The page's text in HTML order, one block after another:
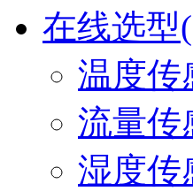
在线选型
温度传
流量传
湿度传